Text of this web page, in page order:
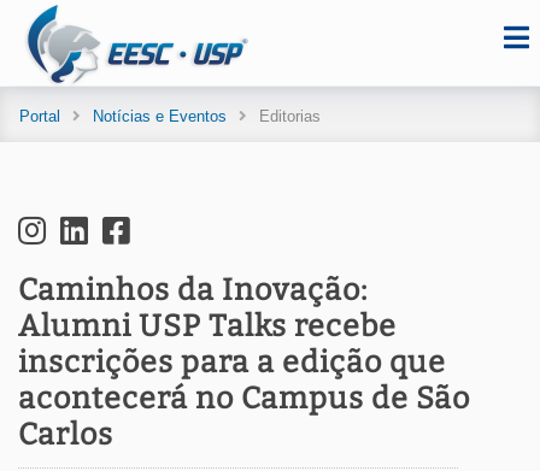
Portal Notícias e Eventos Editorias
Caminhos da Inovação:
Alumni USP Talks recebe
inscrições para a edição que
acontecerá no Campus de São
Carlos